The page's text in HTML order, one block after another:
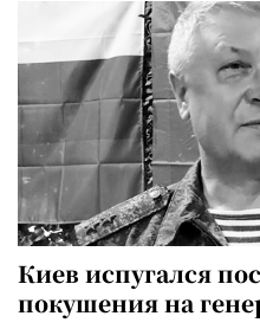
Киев испугался
покушения на